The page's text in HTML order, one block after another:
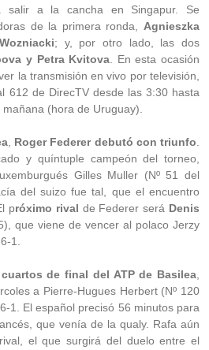
a la cancha en Singapur. Se
de la primera ronda, Agnieszka
; y, por otro lado, las dos
y Petra Kvitova . En esta ocasión
la transmisión en vivo por televisión,
612 de DirecTV desde las 3:30 hasta
(hora de Uruguay).
Roger Federer debutó con triunfo
y quíntuple campeón del torneo,
Gilles Muller (Nº 51 del
del suizo fue tal, que el encuentro
próximo rival de Federer será Denis
que viene de vencer al polaco Jerzy
1.
de final del ATP de Basilea
a Pierre-Hugues Herbert (Nº 120
1. El español precisó 56 minutos para
que venía de la qualy. Rafa aún
el que surgirá del duelo entre el